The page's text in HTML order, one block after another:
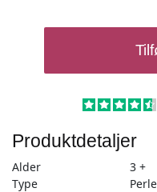
antal
Produktdetaljer
Alder
3 +
Type